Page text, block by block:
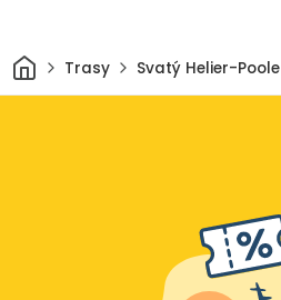
Domov
Trasy Svatý Helier-Poole